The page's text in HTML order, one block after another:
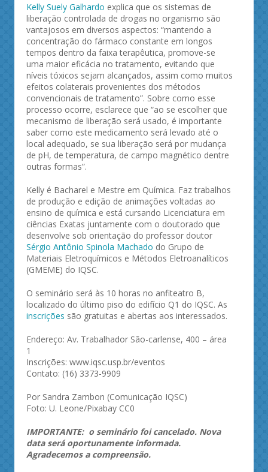
Kelly Suely Galhardo explica que os sistemas de
liberação controlada de drogas no organismo são
vantajosos em diversos aspectos: “mantendo a
concentração do fármaco constante em longos
tempos dentro da faixa terapêutica, promove-se
uma maior eficácia no tratamento, evitando que
níveis tóxicos sejam alcançados, assim como muitos
efeitos colaterais provenientes dos métodos
convencionais de tratamento”. Sobre como esse
processo ocorre, esclarece que “ao se escolher que
mecanismo de liberação será usado, é importante
saber como este medicamento será levado até o
local adequado, se sua liberação será por mudança
de pH, de temperatura, de campo magnético dentre
outras formas”.
Kelly é Bacharel e Mestre em Química. Faz trabalhos
de produção e edição de animações voltadas ao
ensino de química e está cursando Licenciatura em
ciências Exatas juntamente com o doutorado que
desenvolve sob orientação do professor doutor
Sérgio Antônio Spinola Machado do Grupo de
Materiais Eletroquímicos e Métodos Eletroanalíticos
(GMEME) do IQSC.
O seminário será às 10 horas no anfiteatro B,
localizado do último piso do edifício Q1 do IQSC. As
inscrições são gratuitas e abertas aos interessados.
Endereço: Av. Trabalhador São-carlense, 400 – área
1
Inscrições: www.iqsc.usp.br/eventos
Contato: (16) 3373-9909
Por Sandra Zambon (Comunicação IQSC)
Foto: U. Leone/Pixabay CC0
IMPORTANTE: o seminário foi cancelado. Nova
data será oportunamente informada.
Agradecemos a compreensão.